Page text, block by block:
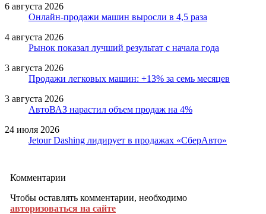
6 августа 2026
Онлайн-продажи машин выросли в 4,5 раза
4 августа 2026
Рынок показал лучший результат с начала года
3 августа 2026
Продажи легковых машин: +13% за семь месяцев
3 августа 2026
АвтоВАЗ нарастил объем продаж на 4%
24 июля 2026
Jetour Dashing лидирует в продажах «СберАвто»
Комментарии
Чтобы оставлять комментарии, необходимо
авторизоваться на сайте